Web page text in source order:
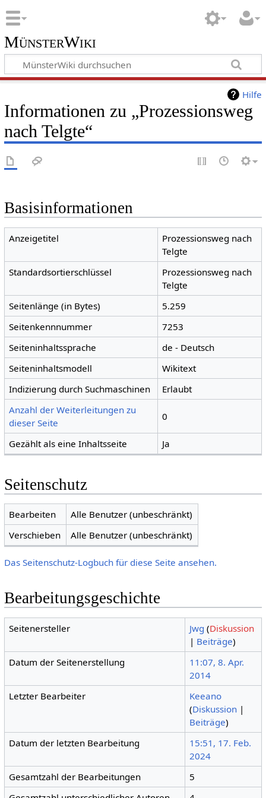
MünsterWiki
Hilfe
Informationen zu „Prozessionsweg
nach Telgte“
Basisinformationen
Anzeigetitel
Prozessionsweg nach
Telgte
Standardsortierschlüssel
Prozessionsweg nach
Telgte
Seitenlänge (in Bytes)
5.259
Seitenkennnummer
7253
Seiteninhaltssprache
de - Deutsch
Seiteninhaltsmodell
Wikitext
Indizierung durch Suchmaschinen
Erlaubt
Anzahl der Weiterleitungen zu
dieser Seite
0
Gezählt als eine Inhaltsseite Ja
Seitenschutz
Bearbeiten
Alle Benutzer (unbeschränkt)
Verschieben
Alle Benutzer (unbeschränkt)
Das Seitenschutz-Logbuch für diese Seite ansehen.
Bearbeitungsgeschichte
Seitenersteller Jwg (Diskussion
| Beiträge)
Datum der Seitenerstellung
11:07, 8. Apr.
2014
Letzter Bearbeiter
Keeano
(Diskussion |
Beiträge)
Datum der letzten Bearbeitung
15:51, 17. Feb.
2024
Gesamtzahl der Bearbeitungen
5